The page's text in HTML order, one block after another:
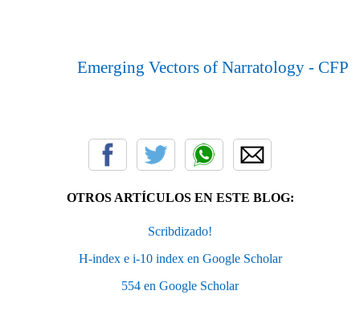
Emerging Vectors of Narratology - CFP
OTROS ARTÍCULOS EN ESTE BLOG:
Scribdizado!
H-index e i-10 index en Google Scholar
554 en Google Scholar